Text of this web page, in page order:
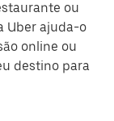
ou
Uber ajuda-o
online ou
destino para